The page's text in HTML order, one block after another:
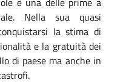
Nella sua quasi
la stima di
e la gratuità dei
di paese ma anche in